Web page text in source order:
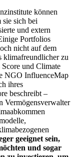
können
sich bei
und extern
Portfolios
nicht auf dem
klimafreundlicher zu
und Climate
NGO InfluenceMap
ihres
beschreibt –
Vermögensverwalter
geeignet sein,
und sogar